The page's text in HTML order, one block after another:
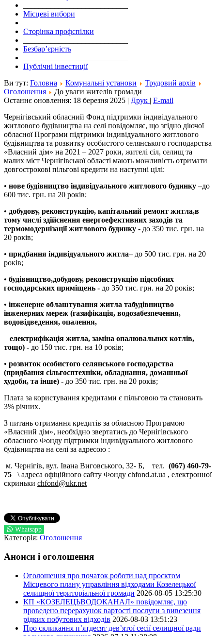
Місцеві вибори
Сторінка профспілки
Безбар’єрність
Публічні інвестиції
Ви тут: Головна Комунальні установи
Трудовий архів
Оголошення
До уваги жителів громади
Останнє оновлення: 18 березня 2025 | Друк | E-mail
Чернігівський обласний Фонд підтримки індивідуального
житлового будівництва на селі повідомляє, що згідно діючої
обласної Програми підтримки індивідуального житлового
будівництва та розвитку особистого селянського господарства
«Власний дім» на 2021 – 2027 роки, жителі сіл, селищ та
малих міст Чернігівської області мають можливість отримати
довгострокові пільгові кредити на наступні цілі:
• нове будівництво індивідуального житлового будинку–до
600 тис. грн. на 20 років;
• добудову, реконструкцію, капітальний ремонт житла,в
тому числі здійснення енергоефективних заходів та
термомодернізації житлового будинку - до 350 тис. грн. на
20 років;
• придбання індивідуального житла–до 500 тис. грн. на 20
років;
• будівництво,добудову, реконструкцію підсобних
господарських приміщень - до 350 тис. грн. на 20 років;
• інженерне облаштування житла табудівництво
інженерних мереж (газифікація, водозабезпечення,
водовідведення, опалення,
електрифікація житла, заміна опалювальних котлів,
тощо) - до 150 тис. грн. на 10 років;
• розвиток особистого селянського господарства
(придбання сільгосптехніки, обладнання, домашньої
худоби, та інше) - до 350 тис. грн. на 20 років;
Плата за користування кредитами є пільговою та становить
3% річних.
З питань отримання кредитів за обласною Програмою
«Власний дім», необхідно звертатись до Чернігівського
обласного Фонду підтримки індивідуального житлового
будівництва на селі за адресою :
м. Чернігів, вул. Івана Виговського, 32- Б, тел. (067) 460-79-
75 \ адреса офіційного сайту Фонду chfond.at.ua , електронної
скриньки chfond@ukr.net
Whatsapp
Категорія: Оголошення
Анонси і оголошення
Оголошення про початок роботи над проєктом
Місцевого плану управління відходами Козелецької
селищної територіальної громади 2026-08-05 13:25:30
КП «КОЗЕЛЕЦЬВОДОКАНАЛ» повідомляє, що
проведено перерахунок вартості послуги з вивезення
рідких побутових відходів 2026-08-03 13:51:23
Про скликання п’ятдесят дев’ятої сесії селищної ради